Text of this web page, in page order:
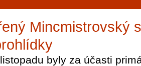
Mincmistrovský
byly za účasti
Průvodce
automaty